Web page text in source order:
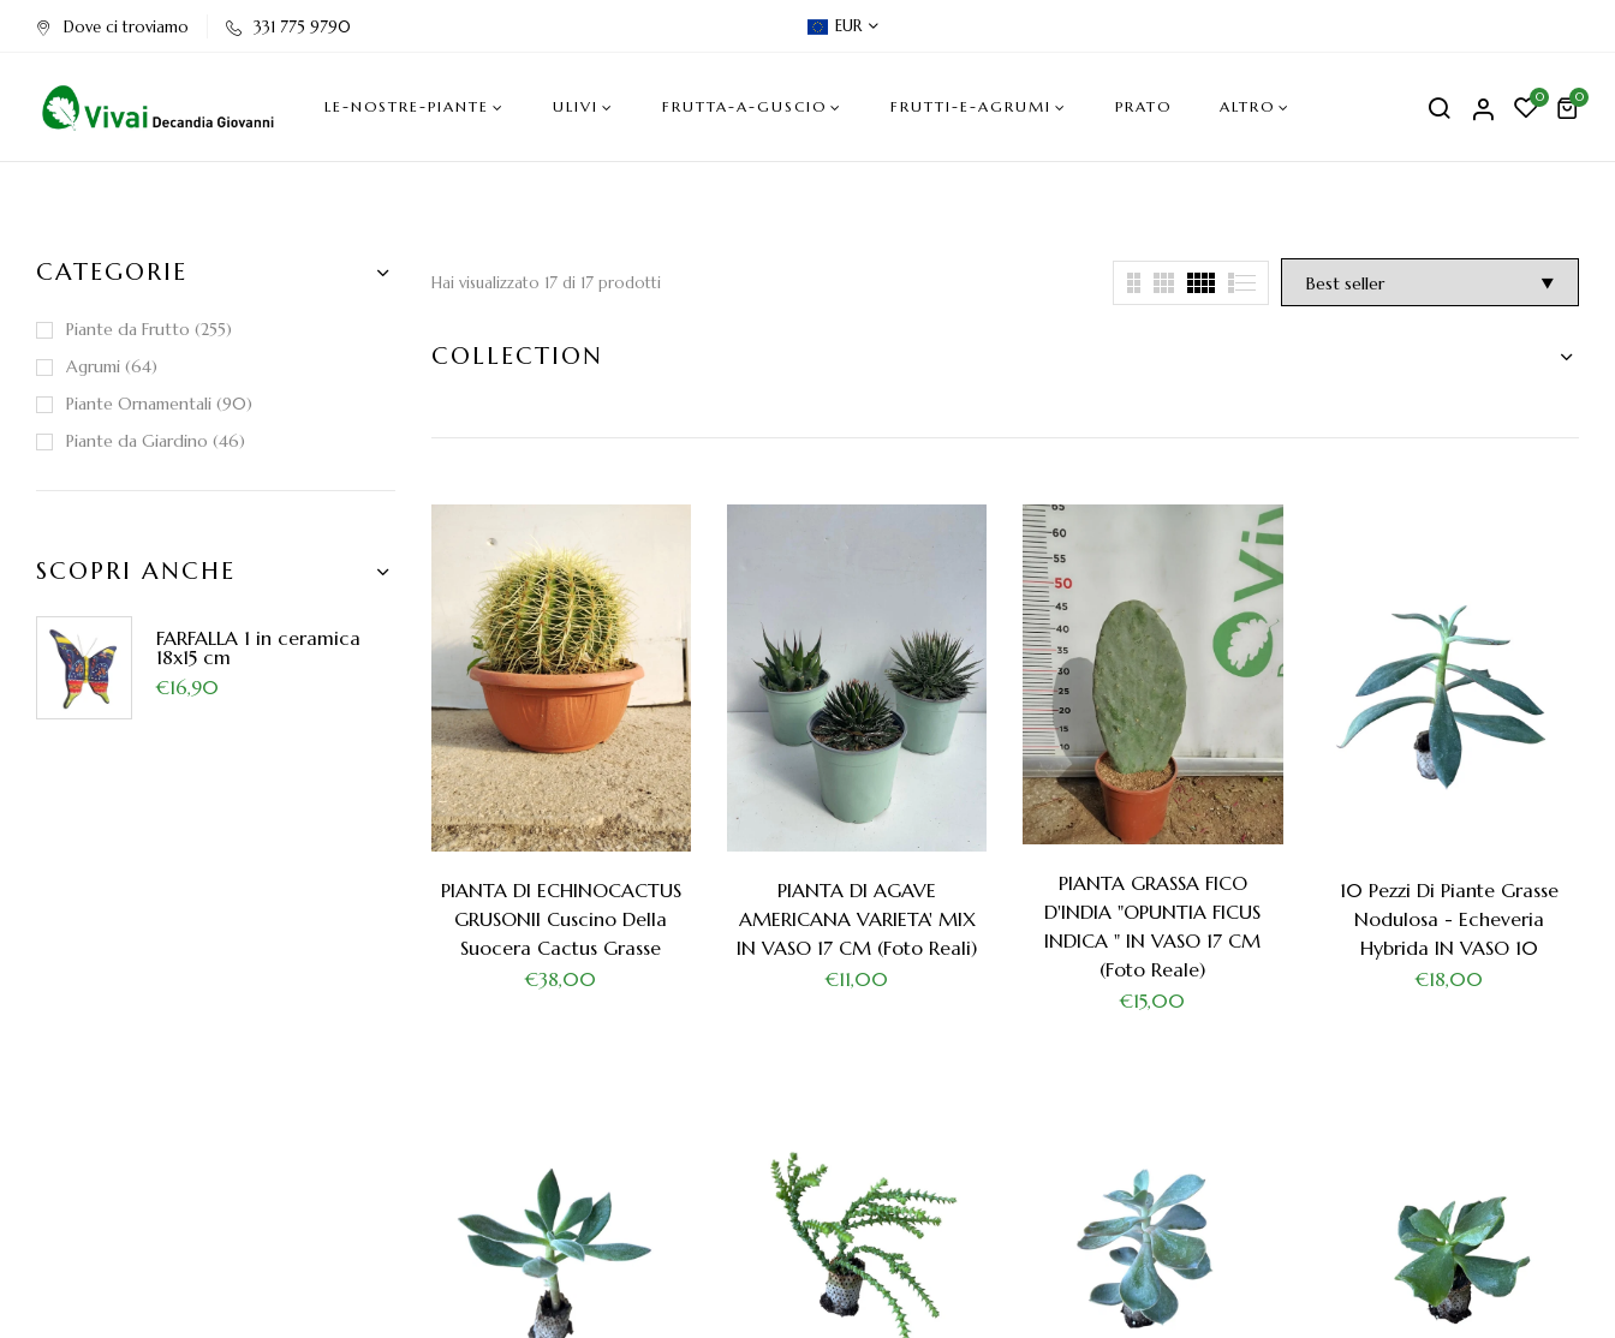
Dove ci troviamo 331 775 9790 EUR
LE-NOSTRE-PIANTE ULIVI FRUTTA-A-GUSCIO FRUTTI-E-AGRUMI PRATO ALTRO
0 0
CATEGORIE
Piante da Frutto 255
Agrumi 64
Piante Ornamentali 90
Piante da Giardino 46
SCOPRI ANCHE
FARFALLA 1 in ceramica
18x15 cm
€16,90
Hai visualizzato 17 di 17 prodotti
COLLECTION
PIANTA DI ECHINOCACTUS
GRUSONII Cuscino Della
Suocera Cactus Grasse
€38,00
PIANTA DI AGAVE
AMERICANA VARIETA' MIX
IN VASO 17 CM (foto Reali)
€11,00
PIANTA GRASSA FICO
D'INDIA "OPUNTIA FICUS
INDICA " IN VASO 17 CM
(foto Reale)
€15,00
10 Pezzi Di Piante Grasse
Nodulosa - Echeveria
Hybrida IN VASO 10
€18,00